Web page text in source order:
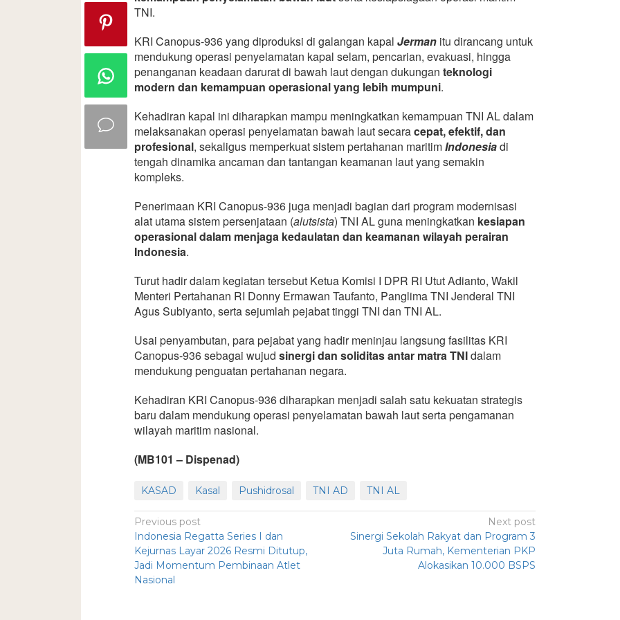
TNI.
KRI Canopus-936 yang diproduksi di galangan kapal Jermanitu dirancang untuk
mendukung operasi penyelamatan kapal selam, pencarian, evakuasi, hingga
penanganan keadaan darurat di bawah laut dengan dukungan teknologi
modern dan kemampuan operasional yang lebih mumpuni.
Kehadiran kapal ini diharapkan mampu meningkatkan kemampuan TNI AL dalam
melaksanakan operasi penyelamatan bawah laut secaracepat, efektif, dan
profesional, sekaligus memperkuat sistem pertahanan maritimIndonesiadi
tengah dinamika ancaman dan tantangan keamanan laut yang semakin
kompleks.
Penerimaan KRI Canopus-936 juga menjadi bagian dari program modernisasi
alat utama sistem persenjataan (alutsista) TNI AL guna meningkatkan kesiapan
operasional dalam menjaga kedaulatan dan keamanan wilayah perairan
Indonesia.
Turut hadir dalam kegiatan tersebut Ketua Komisi I DPR RI Utut Adianto, Wakil
Menteri Pertahanan RI Donny Ermawan Taufanto, Panglima TNI Jenderal TNI
Agus Subiyanto, serta sejumlah pejabat tinggi TNI dan TNI AL.
Usai penyambutan, para pejabat yang hadir meninjau langsung fasilitas KRI
Canopus-936 sebagai wujud sinergi dan soliditas antar matra TNIdalam
mendukung penguatan pertahanan negara.
Kehadiran KRI Canopus-936 diharapkan menjadi salah satu kekuatan strategis
baru dalam mendukung operasi penyelamatan bawah laut serta pengamanan
wilayah maritim nasional.
(MB101 – Dispenad)
KASAD Kasal Pushidrosal TNI AD TNI AL
Previous post
Indonesia Regatta Series I dan
Kejurnas Layar 2026 Resmi Ditutup,
Jadi Momentum Pembinaan Atlet
Nasional
Next post
Sinergi Sekolah Rakyat dan Program 3
Juta Rumah, Kementerian PKP
Alokasikan 10.000 BSPS